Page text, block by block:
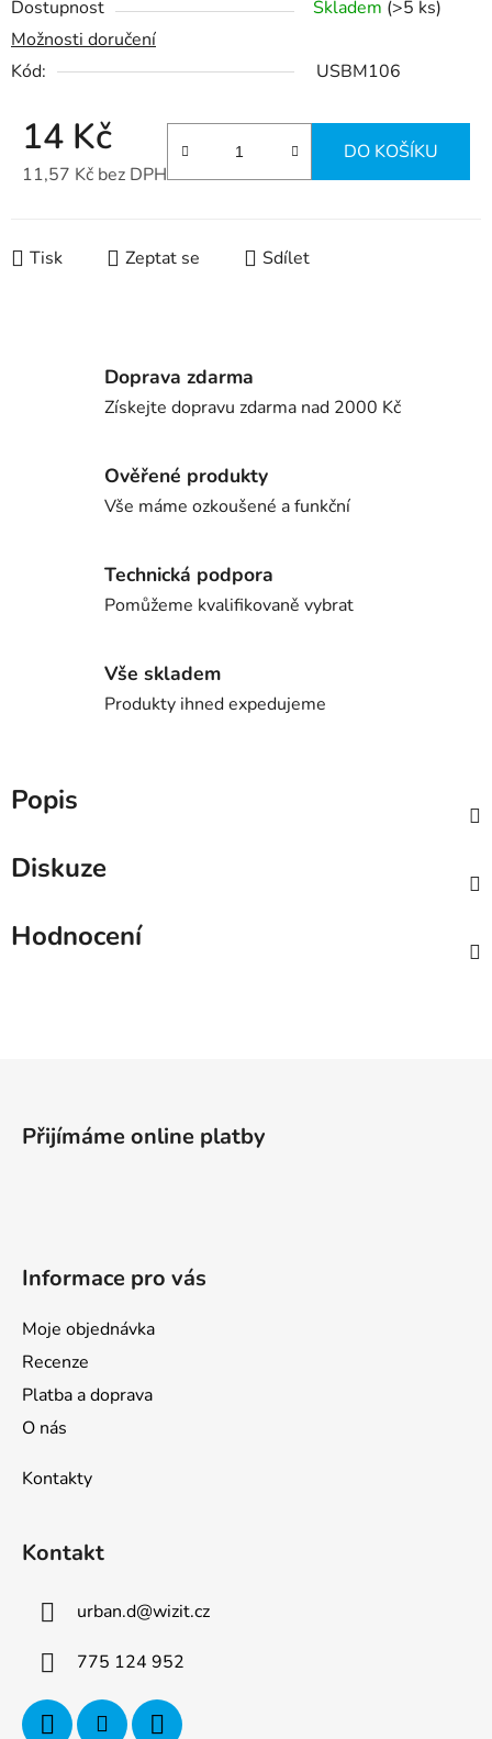
Dostupnost Skladem (>5 ks)
Možnosti doručení
Kód:
USBM106
14 Kč
11,57 Kč bez DPH
DO KOŠÍKU
Tisk Zeptat se Sdílet
Doprava zdarma
Získejte dopravu zdarma nad 2000 Kč
Ověřené produkty
Vše máme ozkoušené a funkční
Technická podpora
Pomůžeme kvalifikovaně vybrat
Vše skladem
Produkty ihned expedujeme
Popis
Diskuze
Hodnocení
Přijímáme online platby
Informace pro vás
Moje objednávka
Recenze
Platba a doprava
O nás
Kontakty
Kontakt
urban.d@wizit.cz
775 124 952